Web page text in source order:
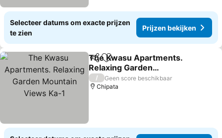
Selecteer datums om exacte prijzen
te zien
Prijzen bekijken
DelenToevoegen aan favorieten
The Kwasu Apartments.
Relaxing Garden
Mountain Views Ka-1
Prijzen bekijken
/
Geen score beschikbaar
Chipata